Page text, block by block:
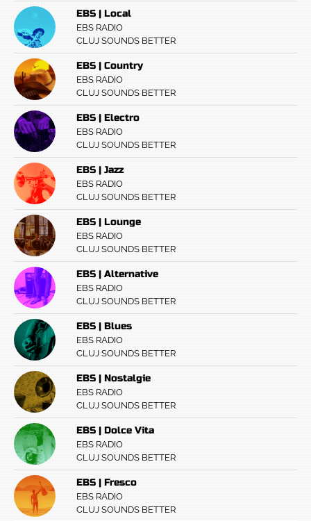
EBS | Local
EBS RADIO
CLUJ SOUNDS BETTER
EBS | Country
EBS RADIO
CLUJ SOUNDS BETTER
EBS | Electro
EBS RADIO
CLUJ SOUNDS BETTER
EBS | Jazz
EBS RADIO
CLUJ SOUNDS BETTER
EBS | Lounge
EBS RADIO
CLUJ SOUNDS BETTER
EBS | Alternative
EBS RADIO
CLUJ SOUNDS BETTER
EBS | Blues
EBS RADIO
CLUJ SOUNDS BETTER
EBS | Nostalgie
EBS RADIO
CLUJ SOUNDS BETTER
EBS | Dolce Vita
EBS RADIO
CLUJ SOUNDS BETTER
EBS | Fresco
EBS RADIO
CLUJ SOUNDS BETTER